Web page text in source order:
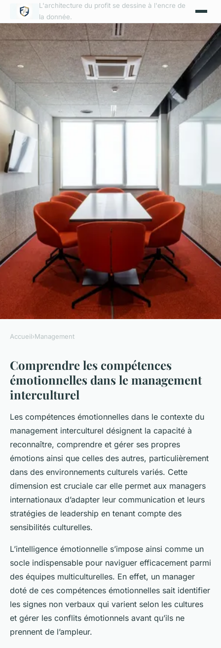
L'architecture du profit se dessine à l'encre de
la donnée.
MANAGEMENT
Optimiser les Compétences
Émotionnelles pour un
Management Interculturel
Réussi
Accueil›Management
Comprendre les compétences
émotionnelles dans le management
interculturel
Les compétences émotionnelles dans le contexte du
management interculturel désignent la capacité à
reconnaître, comprendre et gérer ses propres
émotions ainsi que celles des autres, particulièrement
dans des environnements culturels variés. Cette
dimension est cruciale car elle permet aux managers
internationaux d’adapter leur communication et leurs
stratégies de leadership en tenant compte des
sensibilités culturelles.
L’intelligence émotionnelle s’impose ainsi comme un
socle indispensable pour naviguer efficacement parmi
des équipes multiculturelles. En effet, un manager
doté de ces compétences émotionnelles sait identifier
les signes non verbaux qui varient selon les cultures
et gérer les conflits émotionnels avant qu’ils ne
prennent de l’ampleur.